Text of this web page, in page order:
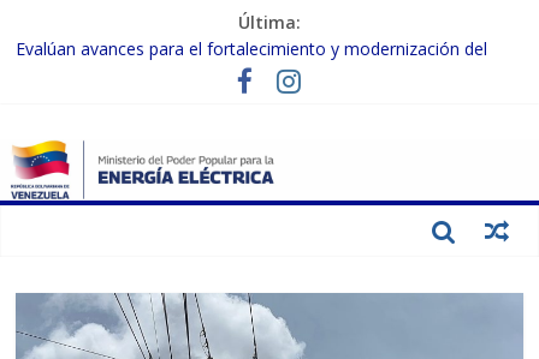
Última:
Evalúan avances para el fortalecimiento y modernización del
Inspeccionan trabajos de rehabilitación en instalaciones del SEN
Gobierno Nacional activa plan preventivo para fortalecer el SEN
ante el fenómeno de El Niño
Termocarabobo recupera el 50% de su capacidad de generación